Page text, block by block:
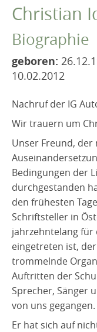
Christian
Biographie
geboren:
10.02.2012
Nachruf der IG
Wir trauern um
Unser Freund,
Bedingungen der
durchgestanden
den frühesten
Schriftsteller in
jahrzehntelang für
eingetreten ist,
trommelnde
Auftritten der
Sprecher, Sänger
von uns gegangen.
Er hat sich auf